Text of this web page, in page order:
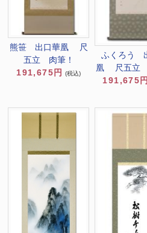
熊笹 出口華凰 尺
五立 肉筆！
191,675円
(税込)
ふくろう
凰 尺五立
191,675円